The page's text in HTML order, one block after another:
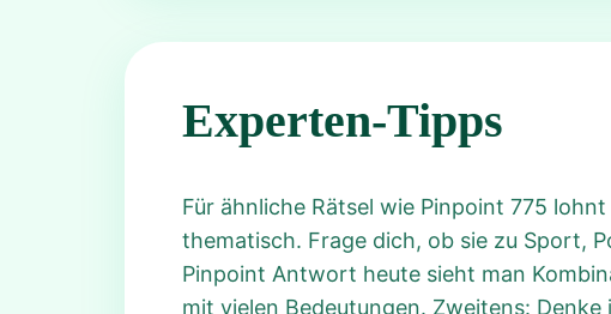
Experten-Tipps
Für ähnliche Rätsel wie Pinpoint 775
thematisch. Frage dich, ob sie zu Sport,
Pinpoint Antwort heute sieht man
mit vielen Bedeutungen. Zweitens: